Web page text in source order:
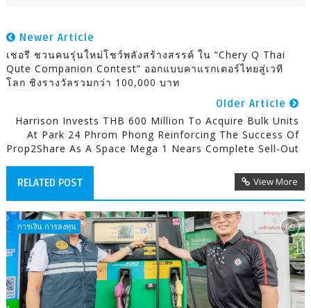
Newer Article
เชอรี ชวนคนรุ่นใหม่โชว์พลังสร้างสรรค์ ใน “Chery Q Thai
Qute Companion Contest” ออกแบบคาแรกเตอร์ไทยสู่เวที
โลก ชิงรางวัลรวมกว่า 100,000 บาท
Older Article
Harrison Invests THB 600 Million To Acquire Bulk Units
At Park 24 Phrom Phong Reinforcing The Success Of
Prop2Share As A Space Mega 1 Nears Complete Sell-Out
RELATED POST View More
การเงิน การลงทุน